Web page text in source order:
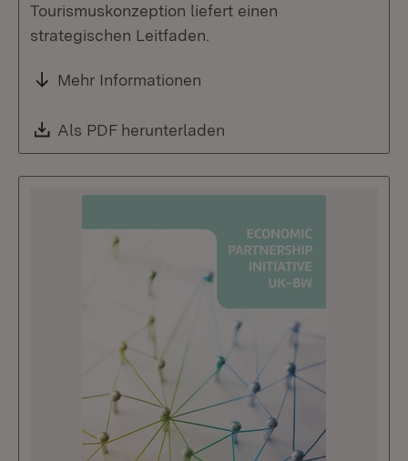
Tourismuskonzeption liefert einen
strategischen Leitfaden.
Mehr Informationen
Download:
Als PDF herunterladen